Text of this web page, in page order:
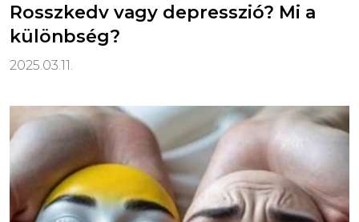
Rosszkedv vagy depresszió? Mi a
különbség?
2025.03.11.